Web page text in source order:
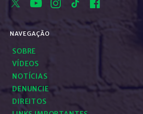
NAVEGAÇÃO
SOBRE
VÍDEOS
NOTÍCIAS
DENUNCIE
DIREITOS